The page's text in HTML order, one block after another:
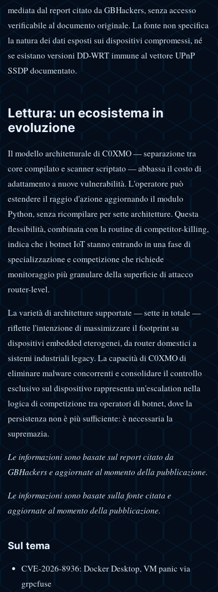
mediata dal report citato da GBHackers, senza accesso
verificabile al documento originale. La fonte non specifica
la natura dei dati esposti sui dispositivi compromessi, né
se esistano versioni DD-WRT immune al vettore UPnP
SSDP documentato.
Lettura: un ecosistema in
evoluzione
Il modello architetturale di C0XMO — separazione tra
core compilato e scanner scriptato — abbassa il costo di
adattamento a nuove vulnerabilità. L'operatore può
estendere il raggio d'azione aggiornando il modulo
Python, senza ricompilare per sette architetture. Questa
flessibilità, combinata con la routine di competitor-killing,
indica che i botnet IoT stanno entrando in una fase di
specializzazione e competizione che richiede
monitoraggio più granulare della superficie di attacco
router-level.
La varietà di architetture supportate — sette in totale —
riflette l'intenzione di massimizzare il footprint su
dispositivi embedded eterogenei, da router domestici a
sistemi industriali legacy. La capacità di C0XMO di
eliminare malware concorrenti e consolidare il controllo
esclusivo sul dispositivo rappresenta un'escalation nella
logica di competizione tra operatori di botnet, dove la
persistenza non è più sufficiente: è necessaria la
supremazia.
Le informazioni sono basate sul report citato da
GBHackers e aggiornate al momento della pubblicazione.
Le informazioni sono basate sulla fonte citata e
aggiornate al momento della pubblicazione.
Sul tema
CVE-2026-8936: Docker Desktop, VM panic via
grpcfuse